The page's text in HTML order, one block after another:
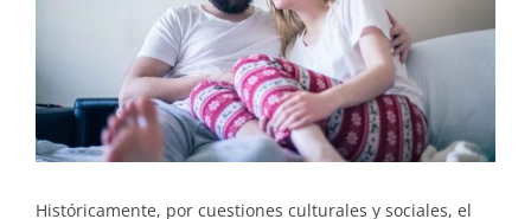
Históricamente, por cuestiones culturales y sociales, el